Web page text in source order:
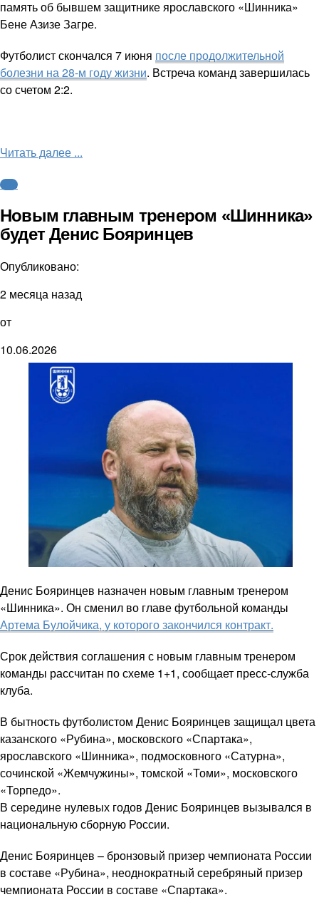
память об бывшем защитнике ярославского «Шинника»
Бене Азизе Загре.
Футболист скончался 7 июня после продолжительной
болезни на 28-м году жизни. Встреча команд завершилась
со счетом 2:2.
Читать далее ...
ФНЛ
Новым главным тренером «Шинника»
будет Денис Бояринцев
Опубликовано:
2 месяца назад
от
10.06.2026
Денис Бояринцев назначен новым главным тренером
«Шинника». Он сменил во главе футбольной команды
Артема Булойчика, у которого закончился контракт.
Срок действия соглашения с новым главным тренером
команды рассчитан по схеме 1+1, сообщает пресс-служба
клуба.
В бытность футболистом Денис Бояринцев защищал цвета
казанского «Рубина», московского «Спартака»,
ярославского «Шинника», подмосковного «Сатурна»,
сочинской «Жемчужины», томской «Томи», московского
«Торпедо».
В середине нулевых годов Денис Бояринцев вызывался в
национальную сборную России.
Денис Бояринцев – бронзовый призер чемпионата России
в составе «Рубина», неоднократный серебряный призер
чемпионата России в составе «Спартака».